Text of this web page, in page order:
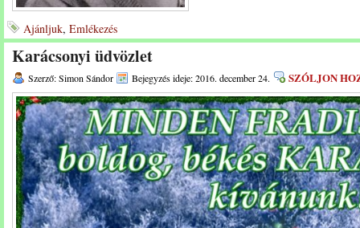
Ajánljuk, Emlékezés
Karácsonyi üdvözlet
Szerző: Simon Sándor Bejegyzés ideje: 2016. december 24. SZÓLJON